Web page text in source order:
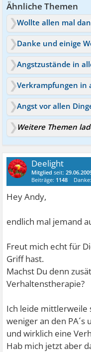
Ähnliche Themen
Wollte allen mal
Danke und einige
Angst vor allen
Weitere Themen
Deelight
Mitglied seit:
Beiträge: 1148
Hey Andy,
endlich mal jemand
Freut mich echt für
Griff hast.
Machst Du denn
Verhaltenstherapie?
Ich leide mittlerweile
weniger an den PA´s
und wirklich eine
Hab mich jetzt aber